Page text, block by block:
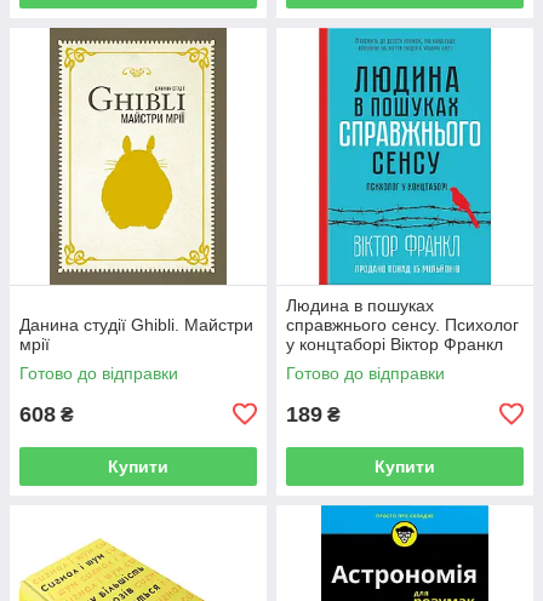
Данина студії Ghibli. Майстри
мрії
Готово до відправки
608 ₴
Купити
Людина в пошуках
справжнього сенсу. Психолог
у концтаборі Вiктор Франкл
Готово до відправки
189 ₴
Купити